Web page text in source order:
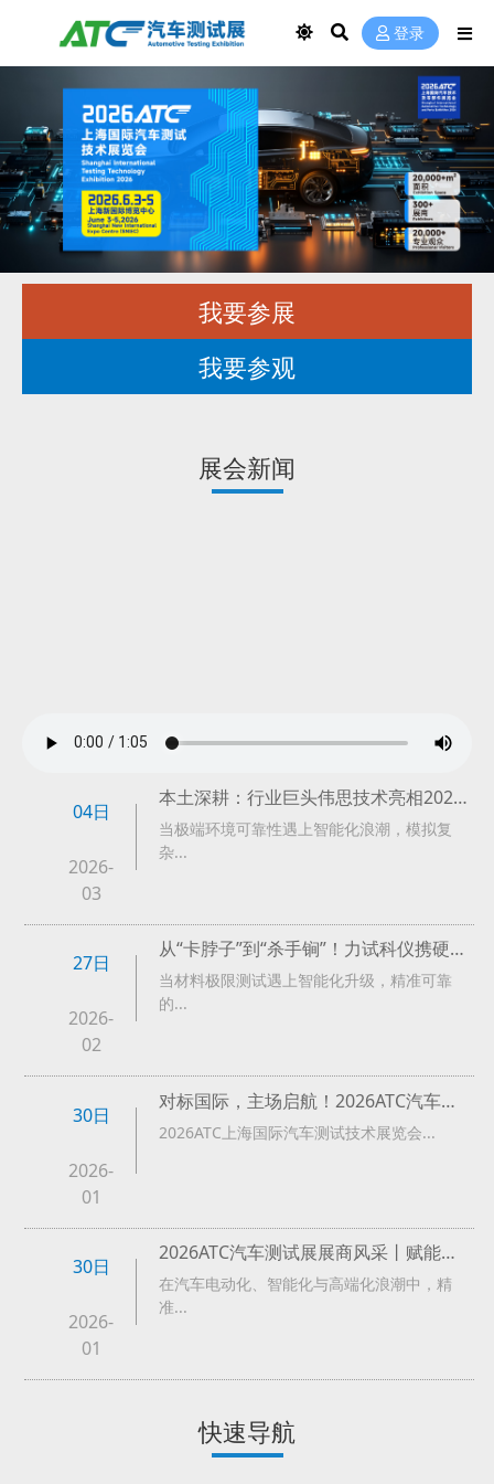
登录
我要参展
我要参观
展会新闻
04日
2026-
03
本土深耕：行业巨头伟思技术亮相2026ATC汽车测试展，邀您亲鉴顶尖环境模拟科技
当极端环境可靠性遇上智能化浪潮，模拟复
杂...
27日
2026-
02
从“卡脖子”到“杀手锏”！力试科仪携硬核测试技术亮相2026ATC汽车测试展，赋能中国高端制造
当材料极限测试遇上智能化升级，精准可靠
的...
30日
2026-
01
对标国际，主场启航！2026ATC汽车测试展观众预登记火热开启！全域测试一展链通→
2026ATC上海国际汽车测试技术展览会...
30日
2026-
01
2026ATC汽车测试展展商风采丨赋能电动未来，昂勤测控领航智能汽车测试解决方案
在汽车电动化、智能化与高端化浪潮中，精
准...
快速导航